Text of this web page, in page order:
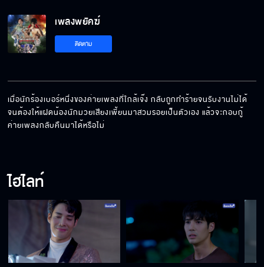
ถ้าฉันมันห่วยขนาดนั้น ก็เปิดเผยความจริงไปเลย
ในเมื่อยังร้องเพลงไม่ได้ ก็ขายผ้าเอาหน้ารอดไป
เพลงพยัคฆ์
ติดตาม
เมื่อนักร้องเบอร์หนึ่งของค่ายเพลงที่ใกล้เจ๊ง กลับถูกทำร้ายจนรับงานไม่ได้
จนต้องให้แฝดน้องนักมวยเสียงเพี้ยนมาสวมรอยเป็นตัวเอง แล้วจะกอบกู้
ค่ายเพลงกลับคืนมาได้หรือไม่
ไฮไลท์